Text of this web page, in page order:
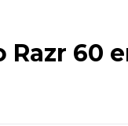
60